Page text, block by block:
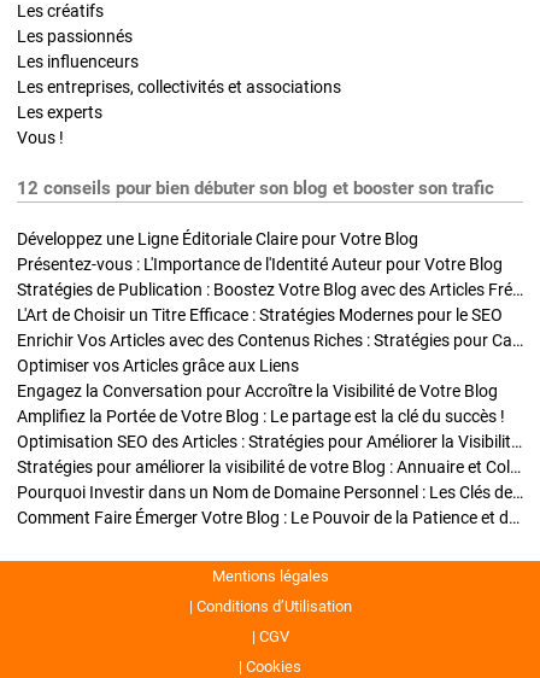
Les créatifs
Les passionnés
Les influenceurs
Les entreprises, collectivités et associations
Les experts
Vous !
12 conseils pour bien débuter son blog et booster son trafic
Développez une Ligne Éditoriale Claire pour Votre Blog
Présentez-vous : L'Importance de l'Identité Auteur pour Votre Blog
Stratégies de Publication : Boostez Votre Blog avec des Articles Fréquents et Exclusifs
L'Art de Choisir un Titre Efficace : Stratégies Modernes pour le SEO
Enrichir Vos Articles avec des Contenus Riches : Stratégies pour Captiver et Optimiser
Optimiser vos Articles grâce aux Liens
Engagez la Conversation pour Accroître la Visibilité de Votre Blog
Amplifiez la Portée de Votre Blog : Le partage est la clé du succès !
Optimisation SEO des Articles : Stratégies pour Améliorer la Visibilité de Votre Blog
Stratégies pour améliorer la visibilité de votre Blog : Annuaire et Collaborations
Pourquoi Investir dans un Nom de Domaine Personnel : Les Clés de la Réussite de Votre Blog
Comment Faire Émerger Votre Blog : Le Pouvoir de la Patience et de la Persévérance
Mentions légales
Conditions d’Utilisation
CGV
Cookies